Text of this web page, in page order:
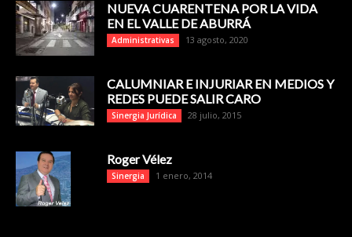
NUEVA CUARENTENA POR LA VIDA
EN EL VALLE DE ABURRÁ
Administrativas 13 agosto, 2020
CALUMNIAR E INJURIAR EN MEDIOS Y
REDES PUEDE SALIR CARO
Sinergia Jurídica 28 julio, 2015
Roger Vélez
Sinergia 1 enero, 2014